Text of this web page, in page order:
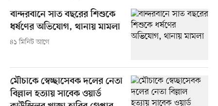
বান্দরবানে সাত বছরের শিশুকে
ধর্ষণের অভিযোগ, থানায় মামলা
৪১ মিনিট আগে
মৌচাকে স্বেচ্ছাসেবক দলের নেতা
বিল্লাল হত্যায় সাবেক ওয়ার্ড